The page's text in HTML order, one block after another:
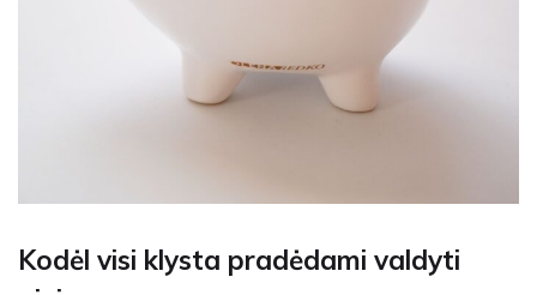
Kodėl visi klysta pradėdami valdyti